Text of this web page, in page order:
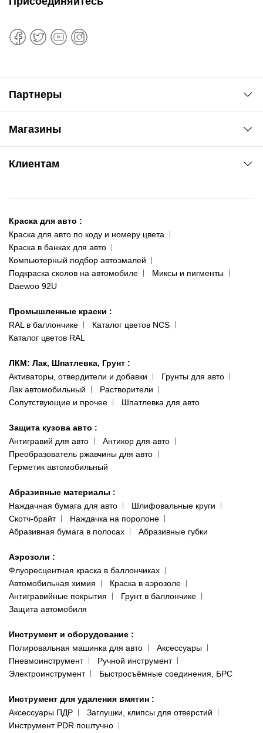
Магазины
ул. Рабочая, 2-а
093 611-39-23
(ориентир: Интайм №40)
Одесса
пр-т Акад. Глушко, 29
066 554-97-70
Клиентам
Доставка и оплата
Сотрудничество
Наши публикации
Публичная оферта
Политика конфиденциальности
Партнеры
Краска для авто :
Краска для авто по коду и номеру цвета
Краска в банках для авто
Компьютерный подбор автоэмалей
Подкраска сколов на автомобиле
Миксы и пигменты
Daewoo 92U
Промышленные краски :
RAL в баллончике
Каталог цветов NCS
Каталог цветов RAL
ЛКМ: Лак, Шпатлевка, Грунт :
Активаторы, отвердители и добавки
Грунты для авто
Лак автомобильный
Растворители
Сопутствующие и прочее
Шпатлевка для авто
Защита кузова авто :
Антигравий для авто
Антикор для авто
Преобразователь ржавчины для авто
Герметик автомобильный
Абразивные материалы :
Наждачная бумага для авто
Шлифовальные круги
Скотч-брайт
Наждачка на поролоне
Абразивная бумага в полосах
Абразивные губки
Аэрозоли :
Флуоресцентная краска в баллончиках
Автомобильная химия
Краска в аэрозоле
Антигравийные покрытия
Грунт в баллончике
Защита автомобиля
Инструмент и оборудование :
Полировальная машинка для авто
Аксессуары
Пневмоинструмент
Ручной инструмент
Электроинструмент
Быстросъёмные соединения, БРС
Инструмент для удаления вмятин :
Аксессуары ПДР
Заглушки, клипсы для отверстий
Инструмент PDR поштучно